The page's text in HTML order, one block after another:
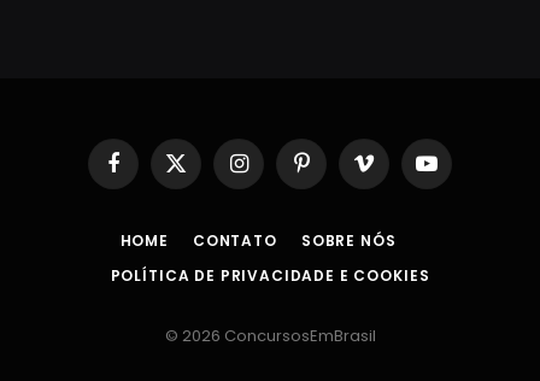
Facebook
X
(Twitter)
InstagramPinterestVimeo YouTube
HOME CONTATO
SOBRE NÓS
POLÍTICA DE PRIVACIDADE E COOKIES
© 2026 ConcursosEmBrasil